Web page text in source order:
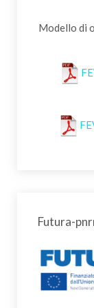
Modello di
Futura-